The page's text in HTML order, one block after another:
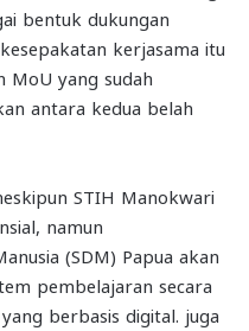
bentuk dukungan
kerjasama itu
MoU yang sudah
antara kedua belah
STIH Manokwari
namun
(SDM) Papua akan
pembelajaran secara
berbasis digital. juga